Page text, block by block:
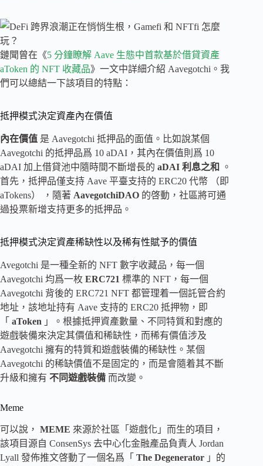
鏈聞曾在《5 分鐘瞭解 Aave 生態中首款基於借貸資產
aToken 的 NFT 收藏品》一文中詳細介紹 Aavegotchi。我
們可以總結一下該項目的特點：
抵押模式決定資產內在價值
內在價值 是 Aavegotchi 抵押品的面值。比如說某個
Aavegotchi 的抵押品爲 10 aDAI，其內在價值則爲 10
aDAI 加上借貸池中隨時間不斷增長的 aDAI 利息之和
。
首先，抵押品僅支持 Aave 平臺支持的 ERC20 代幣 （即
aTokens） ，隨著 AavegotchiDAO 的啓動，社區將可通
過投票新增支持更多的抵押品。
抵押模式決定資產稀缺性以及稀有性賦予的價值
Avegotchi 是一種全新的 NFT 數字收藏品，每一個
Aavegotchi 均爲一枚 ERC721 標準的 NFT，每一個
Aavegotchi 背後的 ERC721 NFT 都管理着一個託管合約
地址，該地址持有 Aave 支持的 ERC20 抵押物，即
「 aToken 」。根據抵押資產數量、不同特質和對應的
遊戲裝備來決定其價值和稀缺性，而稀有價值涉及
Aavegotchi 擁有的特質和遊戲裝備的稀缺性。某個
Aavegotchi 的稀缺價值不是固定的，而是會隨着其不斷
升級和擁有 不同遊戲裝備 而改變。
Meme
可以說， MEME 來源於社區「遊戲化」而生的項目，
該項目源自 ConsenSys 去中心化金融產品負責人 Jordan
Lyall 發佈推文啓動了一個名爲「 The Degenerator 」的